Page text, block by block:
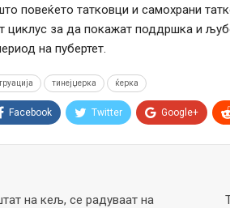
повеќето татковци и самохрани
циклус за да покажат поддршка и
на пубертет.
тинејџерка ќерка
Facebook Twitter Google+
на кељ, се радуваат на